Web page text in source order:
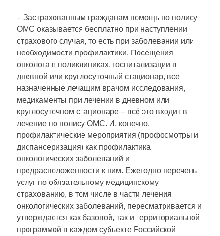
– Застрахованным гражданам помощь по полису
ОМС оказывается бесплатно при наступлении
страхового случая, то есть при заболевании или
необходимости профилактики. Посещения
онколога в поликлиниках, госпитализации в
дневной или круглосуточный стационар, все
назначенные лечащим врачом исследования,
медикаменты при лечении в дневном или
круглосуточном стационаре – всё это входит в
лечение по полису ОМС. И, конечно,
профилактические мероприятия (профосмотры и
диспансеризация) как профилактика
онкологических заболеваний и
предрасположенности к ним. Ежегодно перечень
услуг по обязательному медицинскому
страхованию, в том числе в части лечения
онкологических заболеваний, пересматривается и
утверждается как базовой, так и территориальной
программой в каждом субъекте Российской